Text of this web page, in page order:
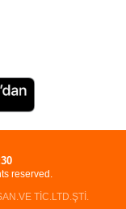
reserved.
TİC.LTD.ŞTİ.